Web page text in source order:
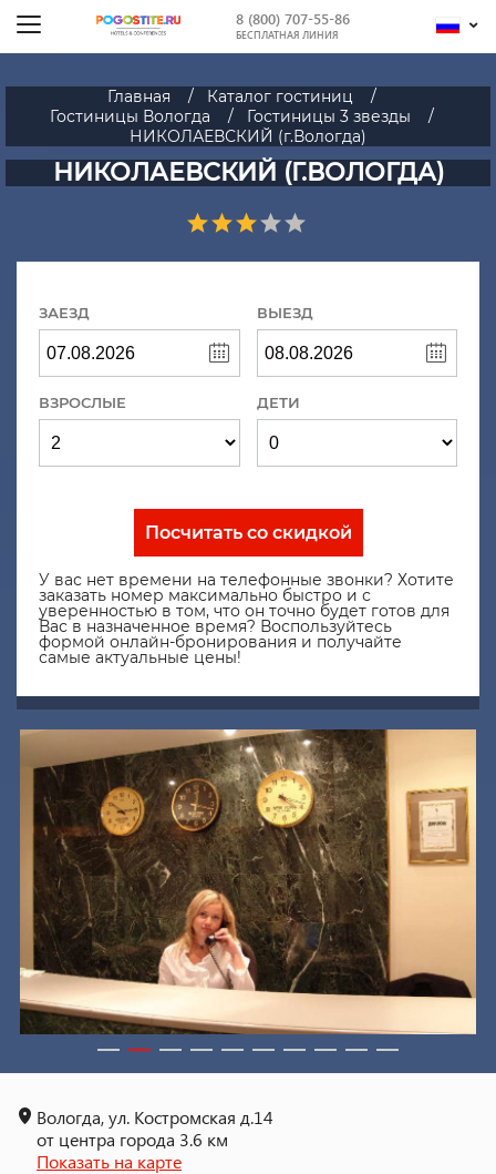
8 (800) 707-55-86
БЕСПЛАТНАЯ ЛИНИЯ
Главная
Каталог гостиниц
Гостиницы Вологда
Гостиницы 3 звезды
НИКОЛАЕВСКИЙ (г.Вологда)
НИКОЛАЕВСКИЙ (Г.ВОЛОГДА)
ЗАЕЗД ВЫЕЗД
ВЗРОСЛЫЕ ДЕТИ
Посчитать со скидкой
У вас нет времени на телефонные звонки? Хотите
заказать номер максимально быстро и с
уверенностью в том, что он точно будет готов для
Вас в назначенное время? Воспользуйтесь
формой онлайн-бронирования и получайте
самые актуальные цены!
Вологда, ул. Костромская д.14
от центра города 3.6 км
Показать на карте